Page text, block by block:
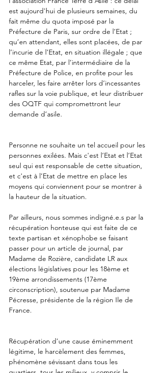
est aujourd'hui de plusieurs semaines, du
fait même du quota imposé par la
Préfecture de Paris, sur ordre de l’Etat ;
qu’en attendant, elles sont placées, de par
l’incurie de l’Etat, en situation illégale ; que
ce même Etat, par l’intermédiaire de la
Préfecture de Police, en profite pour les
harceler, les faire arrêter lors d’incessantes
rafles sur la voie publique, et leur distribuer
des OQTF qui compromettront leur
demande d’asile.
Personne ne souhaite un tel accueil pour les
personnes exilées. Mais c'est l’Etat et l’Etat
seul qui est responsable de cette situation,
et c'est à l’Etat de mettre en place les
moyens qui conviennent pour se montrer à
la hauteur de la situation.
Par ailleurs, nous sommes indigné.e.s par la
récupération honteuse qui est faite de ce
texte partisan et xénophobe se faisant
passer pour un article de journal, par
Madame de Rozière, candidate LR aux
élections législatives pour les 18ème et
19ème arrondissements (17ème
circonscription), soutenue par Madame
Pécresse, présidente de la région Ile de
France.
Récupération d’une cause éminemment
légitime, le harcèlement des femmes,
phénomène sévissant dans tous les